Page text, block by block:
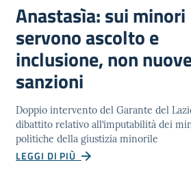
Anastasìa: sui minori
servono ascolto e
inclusione, non
sanzioni
Doppio intervento del Garante del
dibattito relativo all’imputabilità dei
politiche della giustizia minorile
LEGGI DI PIÙ